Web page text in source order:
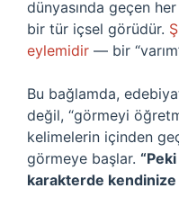
dünyasında geçen
bir tür içsel görüdür.
eylemidir — bir
Bu bağlamda,
değil, “görmeyi
kelimelerin içinden
görmeye başlar.
karakterde